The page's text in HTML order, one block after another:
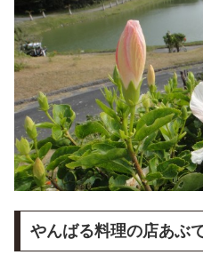
やんばる料理の店あぶ